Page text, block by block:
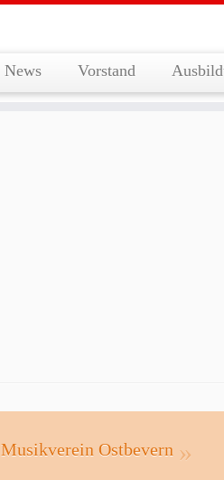
News Vorstand
Musikverein Ostbevern